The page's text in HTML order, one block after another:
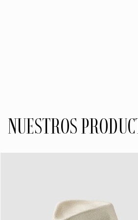
NUESTROS